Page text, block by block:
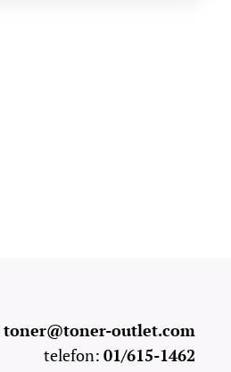
toner@toner-outlet.com
telefon: 01/615-1462